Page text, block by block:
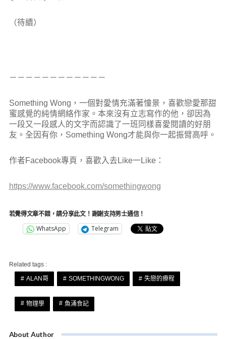
（待續）
－－－－－－－－－－－－
Something Wong，一個對愛情充滿著憧景，喜歡戀愛那甜
蜜感覺的純情網絡作家。本來沒有立志寫作的他，卻因為
一段又一段感人的文字而認識了一班同樣喜愛閱讀的好朋
友。全因有你，Something Wong才能與你一起振臂高呼。
作者Facebook專頁，喜歡入去Like一Like：
https://www.facebook.com/somethingwong
若覺得文章不錯，請分享此文！謝謝支持男士通信！
WhatsApp Telegram
Related tags :
ALAN哥
SOMETHINGWONG 失戀的療程
物理學 魚涌食記
About Author